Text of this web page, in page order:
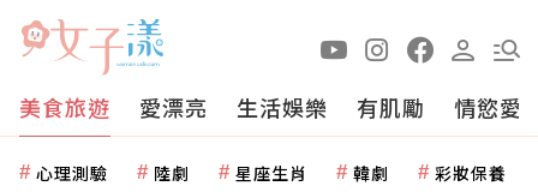
美食旅遊 愛漂亮 生活娛樂 有肌勵 情慾愛
心理測驗 陸劇 星座生肖 韓劇 彩妝保養